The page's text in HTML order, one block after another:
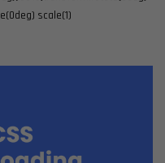
scale(1)